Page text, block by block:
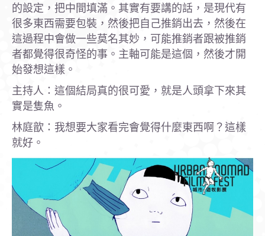
的設定，把中間填滿。其實有要講的話，是現代有
很多東西需要包裝，然後把自己推銷出去，然後在
這過程中會做一些莫名其妙，可能推銷者跟被推銷
者都覺得很奇怪的事。主軸可能是這個，然後才開
始發想這樣。
主持人：這個結局真的很可愛，就是人頭拿下來其
實是隻魚。
林庭歆：我想要大家看完會覺得什麼東西啊？這樣
就好。